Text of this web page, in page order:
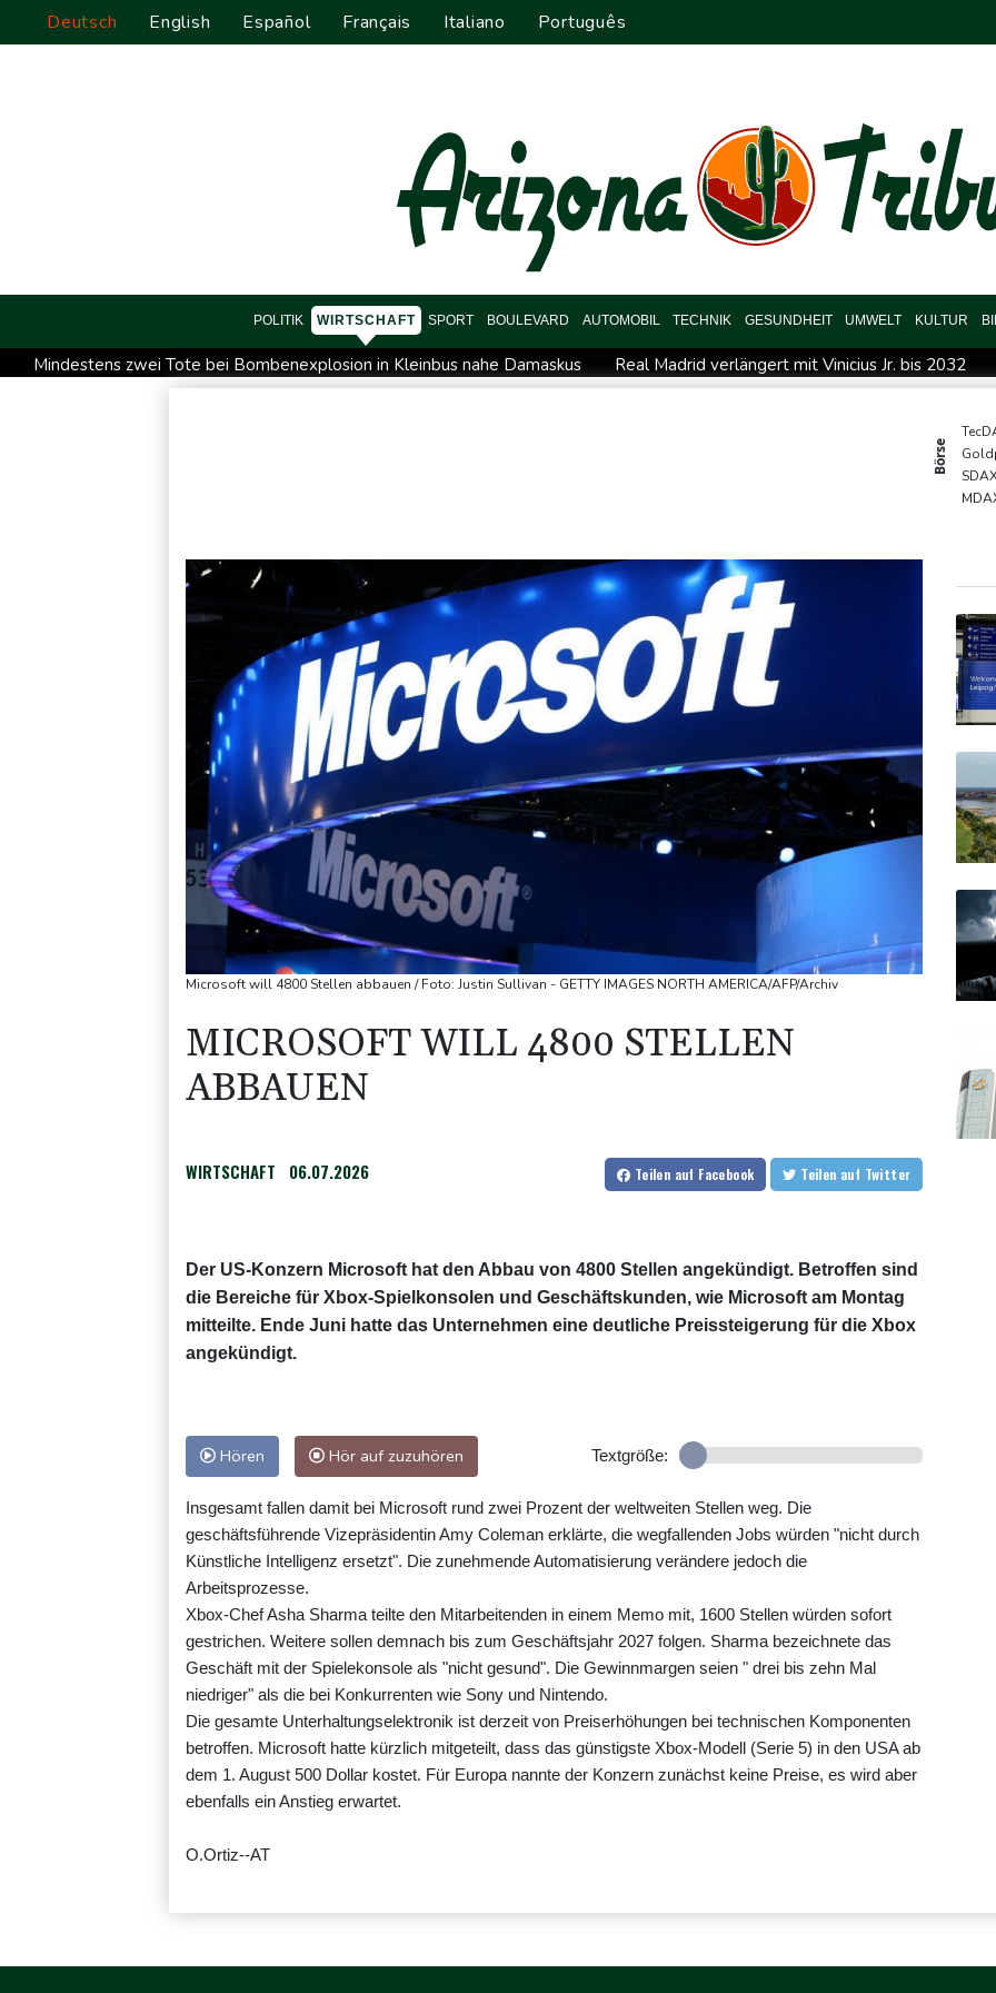
Deutsch English Español Français Italiano Português
POLITIK WIRTSCHAFT SPORT BOULEVARD AUTOMOBIL TECHNIK GESUNDHEIT UMWELT KULTUR
Mindestens zwei Tote bei Bombenexplosion in Kleinbus nahe Damaskus
Real Madrid verlängert mit Vinicius Jr. bis 2032
42,2 Grad: Allzeit-Hitzerekord in der
Tour de France Femmes: Lippert
Börse
Microsoft will 4800 Stellen abbauen / Foto: Justin Sullivan - GETTY IMAGES NORTH AMERICA/AFP/Archiv
MICROSOFT WILL 4800 STELLEN
ABBAUEN
WIRTSCHAFT 06.07.2026 Teilen auf Facebook Teilen auf Twitter
Der US-Konzern Microsoft hat den Abbau von 4800 Stellen angekündigt. Betroffen sind
die Bereiche für Xbox-Spielkonsolen und Geschäftskunden, wie Microsoft am Montag
mitteilte. Ende Juni hatte das Unternehmen eine deutliche Preissteigerung für die Xbox
angekündigt.
Hören Hör auf zuzuhören Textgröße:
Insgesamt fallen damit bei Microsoft rund zwei Prozent der weltweiten Stellen weg. Die
geschäftsführende Vizepräsidentin Amy Coleman erklärte, die wegfallenden Jobs würden "nicht durch
Künstliche Intelligenz ersetzt". Die zunehmende Automatisierung verändere jedoch die
Arbeitsprozesse.
Xbox-Chef Asha Sharma teilte den Mitarbeitenden in einem Memo mit, 1600 Stellen würden sofort
gestrichen. Weitere sollen demnach bis zum Geschäftsjahr 2027 folgen. Sharma bezeichnete das
Geschäft mit der Spielekonsole als "nicht gesund". Die Gewinnmargen seien " drei bis zehn Mal
niedriger" als die bei Konkurrenten wie Sony und Nintendo.
Die gesamte Unterhaltungselektronik ist derzeit von Preiserhöhungen bei technischen Komponenten
betroffen. Microsoft hatte kürzlich mitgeteilt, dass das günstigste Xbox-Modell (Serie 5) in den USA ab
dem 1. August 500 Dollar kostet. Für Europa nannte der Konzern zunächst keine Preise, es wird aber
ebenfalls ein Anstieg erwartet.
O.Ortiz--AT